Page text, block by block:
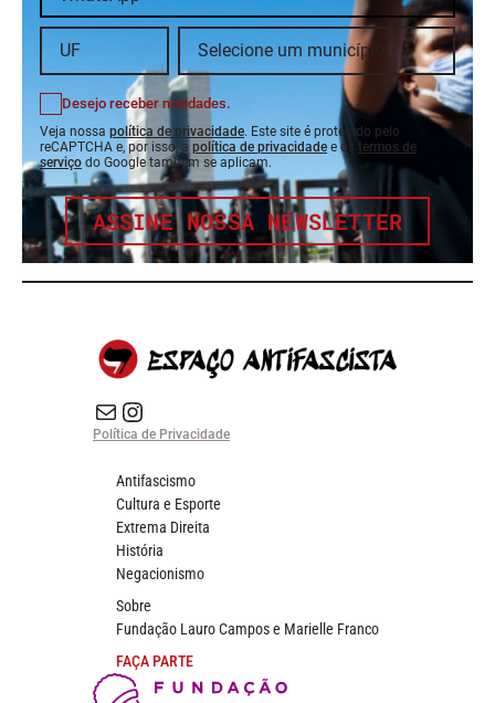
Desejo receber novidades.
Veja nossa política de privacidade. Este site é protegido pelo
reCAPTCHA e, por isso, a política de privacidade e os termos de
serviço do Google também se aplicam.
ASSINE NOSSA NEWSLETTER
E-mail Instagram do Espaço Antifascista
Política de Privacidade
Antifascismo
Cultura e Esporte
Extrema Direita
História
Negacionismo
Sobre
Fundação Lauro Campos e Marielle Franco
FAÇA PARTE